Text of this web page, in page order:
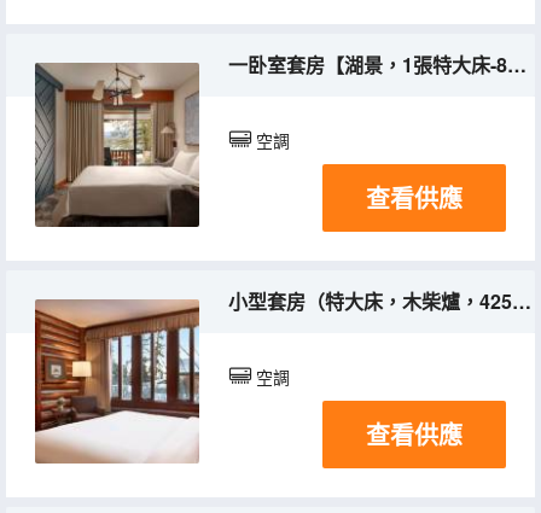
一卧室套房【湖景，1張特大床-812平方英尺，75平方米，新裝修，壯麗湖景】
空調
查看供應
小型套房（特大床，木柴爐，425平方英尺/39平方米，獨立起居區，度假村景觀）
空調
查看供應